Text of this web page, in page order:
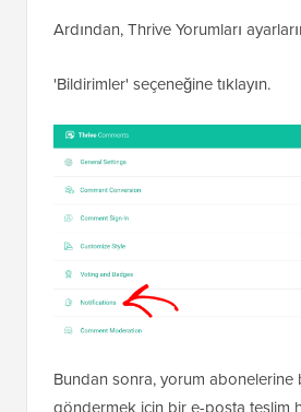
Ardından, Thrive Yorumları
'Bildirimler' seçeneğine tıklayın.
Bundan sonra, yorum abonelerine